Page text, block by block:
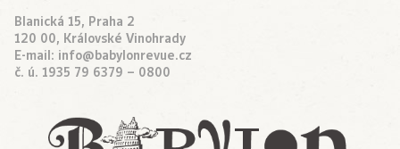
Blanická 15, Praha 2
120 00, Královské Vinohrady
E-mail: info@babylonrevue.cz
č. ú. 1935 79 6379 – 0800